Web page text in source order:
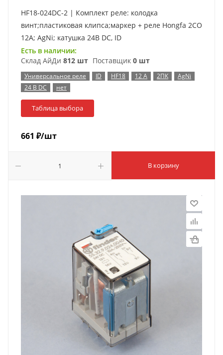
HF18-024DC-2 | Комплект реле: колодка
винт;пластиковая клипса;маркер + реле Hongfa 2CO
12A; AgNi; катушка 24B DC, ID
Есть в наличии:
Склад АйДи 812 шт Поставщик 0 шт
Универсальное реле ID HF18 12 А 2ПК
AgNi
24 В DC
нет
Таблица выбора
661 ₽/шт
В корзину